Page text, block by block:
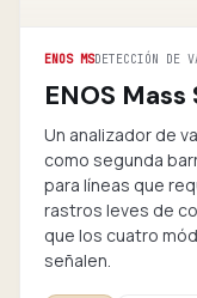
ENOS MSDETECCIÓN DE
ENOS
Un analizador de
como segunda
para líneas que
rastros leves de
que los cuatro
señalen.